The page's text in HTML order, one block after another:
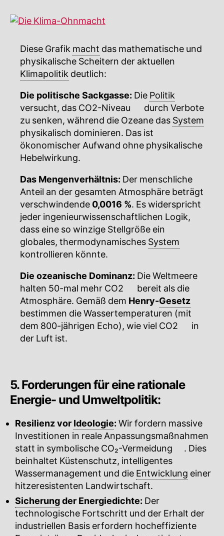
Diese Grafik macht das mathematische und
physikalische Scheitern der aktuellen
Klimapolitik deutlich:
Die politische Sackgasse: Die Politik
versucht, das CO2-Niveau
durch Verbote
zu senken, während die Ozeane das System
physikalisch dominieren. Das ist
ökonomischer Aufwand ohne physikalische
Hebelwirkung.
Das Mengenverhältnis: Der menschliche
Anteil an der gesamten Atmosphäre beträgt
verschwindende 0,0016 %. Es widerspricht
jeder ingenieurwissenschaftlichen Logik,
dass eine so winzige Stellgröße ein
globales, thermodynamisches System
kontrollieren könnte.
Die ozeanische Dominanz: Die Weltmeere
halten 50-mal mehr CO2
bereit als die
Atmosphäre. Gemäß dem Henry-Gesetz
bestimmen die Wassertemperaturen (mit
dem 800-jährigen Echo), wie viel CO2
in
der Luft ist.
5. Forderungen für eine rationale
Energie- und Umweltpolitik:
Resilienz vor Ideologie: Wir fordern massive
Investitionen in reale Anpassungsmaßnahmen
statt in symbolische CO₂-Vermeidung
. Dies
beinhaltet Küstenschutz, intelligentes
Wassermanagement und die Entwicklung einer
hitzeresistenten Landwirtschaft.
Sicherungder Energiedichte: Der
technologische Fortschritt und der Erhalt der
industriellen Basis erfordern hocheffiziente